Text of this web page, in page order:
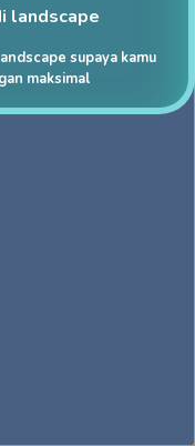
landscape
supaya kamu
maksimal